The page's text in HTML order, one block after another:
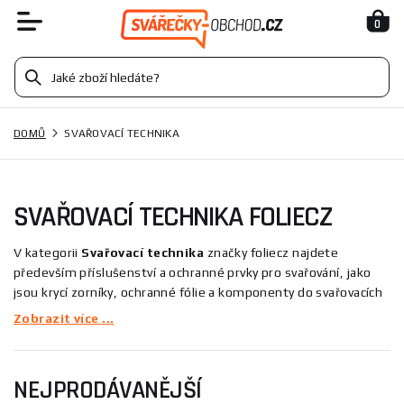
0
DOMŮ SVAŘOVACÍ TECHNIKA
SVAŘOVACÍ TECHNIKA FOLIECZ
V kategorii Svařovací technika značky foliecz najdete
především příslušenství a ochranné prvky pro svařování, jako
jsou krycí zorníky, ochranné fólie a komponenty do svařovacích
kukel. Tyto produkty slouží k ochraně zraku a prodloužení
pohodlí při práci, vhodné pro profesionály i domácí kutily.
Tato kategorie se vyznačuje sortimentem ochranných prvků a
Zobrazit více ...
NEJPRODÁVANĚJŠÍ